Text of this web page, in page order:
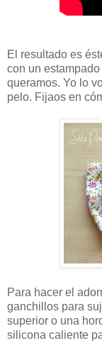
El resultado es
con un
queramos. Yo lo
pelo. Fijaos en
Para hacer el
ganchillos para
superior o una
silicona caliente